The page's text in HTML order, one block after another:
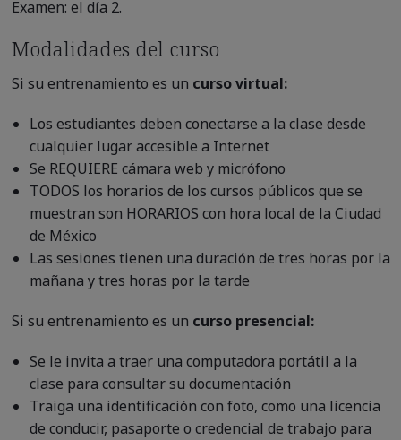
Examen: el día 2.
Modalidades del curso
Si su entrenamiento es un curso virtual:
Los estudiantes deben conectarse a la clase desde
cualquier lugar accesible a Internet
Se REQUIERE cámara web y micrófono
TODOS los horarios de los cursos públicos que se
muestran son HORARIOS con hora local de la Ciudad
de México
Las sesiones tienen una duración de tres horas por la
mañana y tres horas por la tarde
Si su entrenamiento es un curso presencial:
Se le invita a traer una computadora portátil a la
clase para consultar su documentación
Traiga una identificación con foto, como una licencia
de conducir, pasaporte o credencial de trabajo para